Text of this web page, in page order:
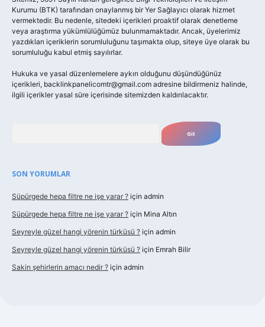
Kurumu (BTK) tarafından onaylanmış bir Yer Sağlayıcı olarak hizmet
vermektedir. Bu nedenle, sitedeki içerikleri proaktif olarak denetleme
veya araştırma yükümlülüğümüz bulunmamaktadır. Ancak, üyelerimiz
yazdıkları içeriklerin sorumluluğunu taşımakta olup, siteye üye olarak bu
sorumluluğu kabul etmiş sayılırlar.
Hukuka ve yasal düzenlemelere aykırı olduğunu düşündüğünüz
içerikleri, backlinkpanelicomtr@gmail.com adresine bildirmeniz halinde,
ilgili içerikler yasal süre içerisinde sitemizden kaldırılacaktır.
SON YORUMLAR
Süpürgede hepa filtre ne işe yarar ? için admin
Süpürgede hepa filtre ne işe yarar ? için Mina Altın
Seyreyle güzel hangi yörenin türküsü ? için admin
Seyreyle güzel hangi yörenin türküsü ? için Emrah Bilir
Sakin şehirlerin amacı nedir ? için admin